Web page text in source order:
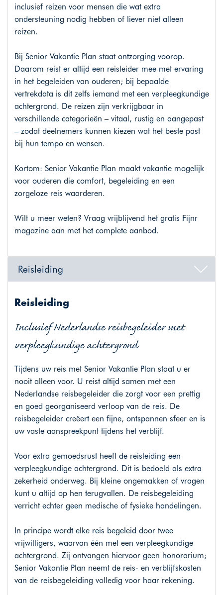
inclusief reizen voor mensen die wat extra
ondersteuning nodig hebben of liever niet alleen
reizen.
Bij Senior Vakantie Plan staat ontzorging voorop.
Daarom reist er altijd een reisleider mee met ervaring
in het begeleiden van ouderen; bij bepaalde
vertrekdata is dit zelfs iemand met een verpleegkundige
achtergrond. De reizen zijn verkrijgbaar in
verschillende categorieën – vitaal, rustig en aangepast
– zodat deelnemers kunnen kiezen wat het beste past
bij hun tempo en wensen.
Kortom: Senior Vakantie Plan maakt vakantie mogelijk
voor ouderen die comfort, begeleiding en een
zorgeloze reis waarderen.
Wilt u meer weten? Vraag vrijblijvend het gratis Fijnr
magazine aan met het complete aanbod.
Reisleiding
Reisleiding
Inclusief Nederlandse reisbegeleider met
verpleegkundige achtergrond
Tijdens uw reis met Senior Vakantie Plan staat u er
nooit alleen voor. U reist altijd samen met een
Nederlandse reisbegeleider die zorgt voor een prettig
en goed georganiseerd verloop van de reis. De
reisbegeleider creëert een fijne, ontspannen sfeer en is
uw vaste aanspreekpunt tijdens het verblijf.
Voor extra gemoedsrust heeft de reisleiding een
verpleegkundige achtergrond. Dit is bedoeld als extra
zekerheid onderweg. Bij kleine ongemakken of vragen
kunt u altijd op hen terugvallen. De reisbegeleiding
verricht echter geen medische of fysieke handelingen.
In principe wordt elke reis begeleid door twee
vrijwilligers, waarvan één met een verpleegkundige
achtergrond. Zij ontvangen hiervoor geen honorarium;
Senior Vakantie Plan neemt de reis- en verblijfskosten
van de reisbegeleiding volledig voor haar rekening.